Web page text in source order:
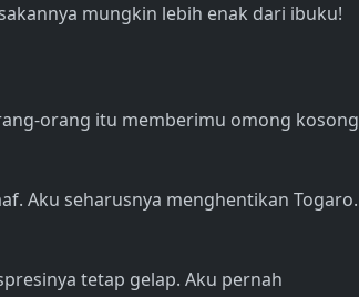
mungkin lebih enak dari ibuku!
orang itu memberimu omong kosong
Aku seharusnya menghentikan Togaro.
tetap gelap. Aku pernah